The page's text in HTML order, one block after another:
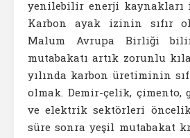
yenilebilir enerji kaynakları
Karbon ayak izinin sıfır
Malum Avrupa Birliği
mutabakatı artık zorunlu
yılında karbon üretiminin
olmak. Demir-çelik, çimento,
ve elektrik sektörleri
süre sonra yeşil mutabakat